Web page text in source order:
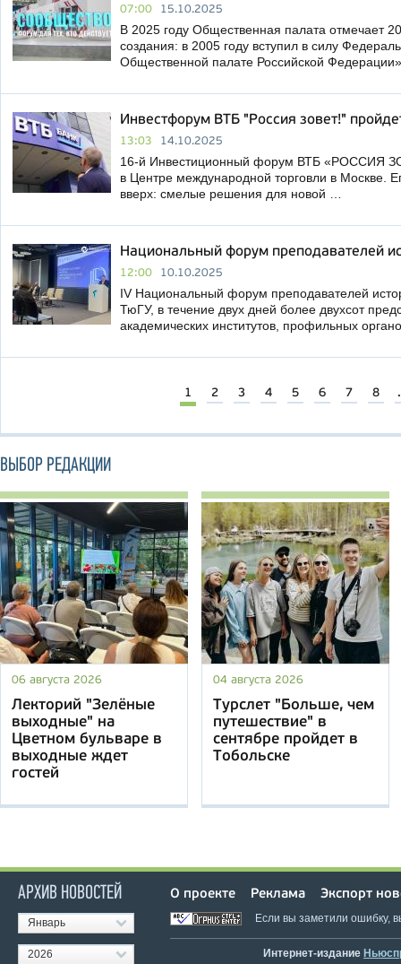
07:00 15.10.2025
В 2025 году Общественная палата отмечает
создания: в 2005 году вступил в силу
Общественной палате Российской
Инвестфорум ВТБ "Россия зовет!"
13:03 14.10.2025
16-й Инвестиционный форум ВТБ «РОССИЯ
в Центре международной торговли в Москве.
вверх: смелые решения для новой …
Национальный форум преподавателей
12:00 10.10.2025
IV Национальный форум преподавателей
ТюГУ, в течение двух дней более двухсот
академических институтов, профильных
1 2 3 4 5 6 7 8
ВЫБОР РЕДАКЦИИ
06 августа 2026
Лекторий "Зелёные
выходные" на
Цветном бульваре в
выходные ждет
гостей
04 августа 2026
Турслет "Больше, чем
путешествие" в
сентябре пройдет в
Тобольске
АРХИВ НОВОСТЕЙ
Январь
2026
О проекте Реклама Экспорт
Если вы заметили ошибку,
Интернет-издание